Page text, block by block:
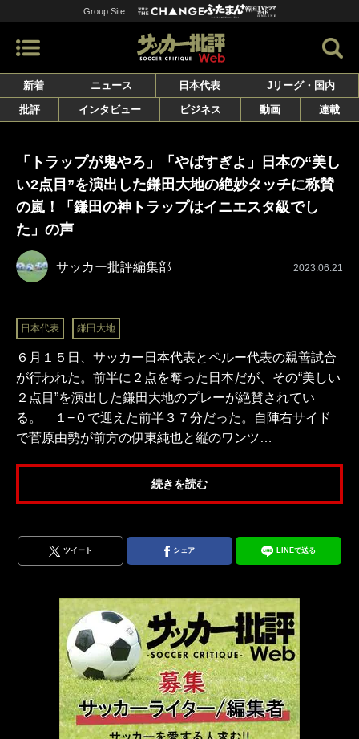
Group Site
新着 ニュース 日本代表
Jリーグ・国内
批評
インタビュー ビジネス 動画 連載
「トラップが鬼やろ」「やばすぎよ」日本の“美し
い2点目”を演出した鎌田大地の絶妙タッチに称賛
の嵐！「鎌田の神トラップはイニエスタ級でし
た」の声
サッカー批評編集部 2023.06.21
日本代表 鎌田大地
６月１５日、サッカー日本代表とペルー代表の親善試合
が行われた。前半に２点を奪った日本だが、その“美しい
２点目”を演出した鎌田大地のプレーが絶賛されてい
る。 １−０で迎えた前半３７分だった。自陣右サイド
で菅原由勢が前方の伊東純也と縦のワンツ…
続きを読む
ツイート シェア LINEで送る